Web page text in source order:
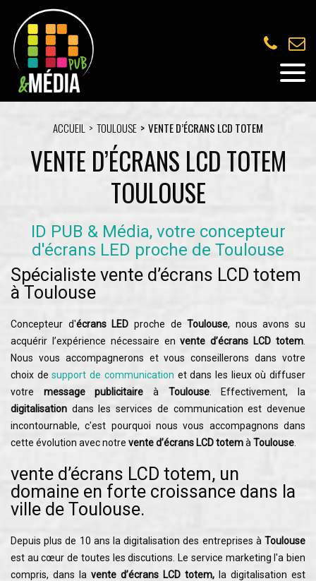
ACCUEIL TOULOUSE VENTE D’ÉCRANS LCD TOTEM
VENTE D’ÉCRANS LCD TOTEM
TOULOUSE
ID PUB & Média, votre concepteur
d'écrans LED proche de Toulouse
Spécialiste vente d’écrans LCD totem
à Toulouse
Concepteur d'écrans LED proche deToulouse, nous avons su
acquérir l’expérience nécessaire envente d’écrans LCD totem
Nous vous accompagnerons et vous conseillerons dans votre
choix desupport de communication et dans les lieux où diffuser
votre message publicitaire à Toulouse. Effectivement, la
digitalisation dans les services de communication est devenue
incontournable, c'est pourquoi nous vous accompagnons dans
cette évolution avec notre vente d’écrans LCD totemà Toulouse
vente d’écrans LCD totem, un
domaine en forte croissance dans la
ville de Toulouse.
Depuis plus de 10 ans la digitalisation des entreprises à Toulouse
est au cœur de toutes les discutions. Le service marketing l'a bien
compris, dans la vente d’écrans LCD totem, la digitalisation est